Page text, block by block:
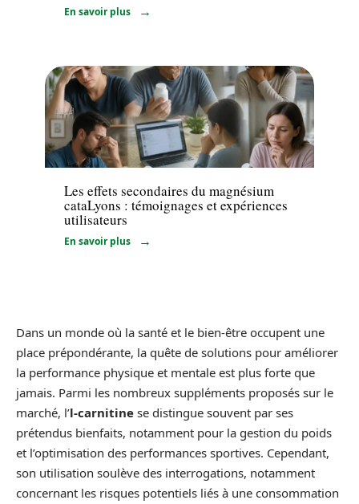
En savoir plus
Maladie
Les effets secondaires du magnésium
cataLyons : témoignages et expériences
utilisateurs
En savoir plus
Dans un monde où la santé et le bien-être occupent une
place prépondérante, la quête de solutions pour améliorer
la performance physique et mentale est plus forte que
jamais. Parmi les nombreux suppléments proposés sur le
marché, l’l-carnitine se distingue souvent par ses
prétendus bienfaits, notamment pour la gestion du poids
et l’optimisation des performances sportives. Cependant,
son utilisation soulève des interrogations, notamment
concernant les risques potentiels liés à une consommation